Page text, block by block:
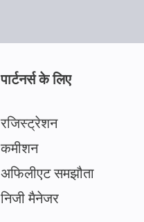
पार्टनर्स के लिए
रजिस्ट्रेशन
कमीशन
अफिलीएट समझौता
निजी मैनेजर